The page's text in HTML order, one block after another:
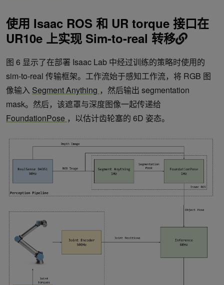
使用 Isaac ROS 和 UR torque 接口在
UR10e 上实现 Sim-to-real 转移
图 6 显示了在部署 Isaac Lab 中经过训练的策略时使用的
sim-to-real 传输框架。工作流始于感知工作流，将 RGB 图
像输入 Segment Anything ，然后输出 segmentation
mask。然后，该遮罩与深度图像一起传递给
FoundationPose ，以估计齿轮塞的 6D 姿态。